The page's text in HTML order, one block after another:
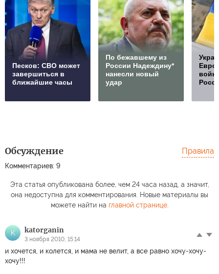
Песков: СВО может
завершиться в
ближайшие часы
По бежавшему из
России Надеждину*
нанесли новый
удар
Обсуждение
Комментариев: 9
Правила
Эта статья опубликована более, чем 24 часа назад, а значит,
она недоступна для комментирования. Новые материалы вы
можете найти на главной странице.
K katorganin
3 ноября 2010, 15:14
и хочется, и колется, и мама не велит, а все равно хочу-хочу-
хочу!!!